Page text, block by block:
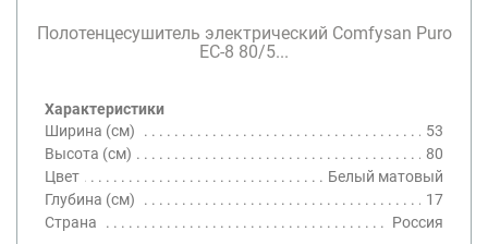
Полотенцесушитель электрический Comfysan Puro
EC-8 80/5...
Характеристики
Ширина (см)
53
Высота (см)
80
Цвет
Белый матовый
Глубина (см)
17
Страна
Россия